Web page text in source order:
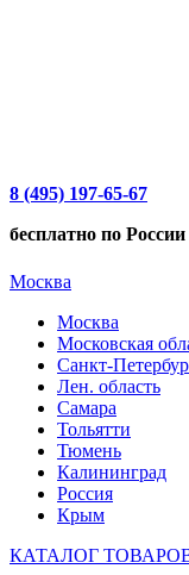
8 (495) 197-65-67
бесплатно по России
Москва
Москва
Московская
Санкт-
Лен. область
Самара
Тольятти
Тюмень
Калининград
Россия
Крым
КАТАЛОГ